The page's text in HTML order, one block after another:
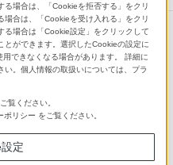
場合は、「Cookieを拒否する」をクリ
合は、「Cookieを受け入れる」をクリ
る場合は「Cookie設定」をクリックして
とができます。選択したCookieの設定に
できなくなる場合があります。 詳細に
。個人情報の取扱いについては、プラ
覧ください。
ポリシー をご覧ください。
定